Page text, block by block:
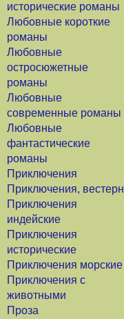
исторические романы
Любовные короткие
романы
Любовные
остросюжетные
романы
Любовные
современные романы
Любовные
фантастические
романы
Приключения
Приключения, вестерн
Приключения
индейские
Приключения
исторические
Приключения морские
Приключения с
животными
Проза